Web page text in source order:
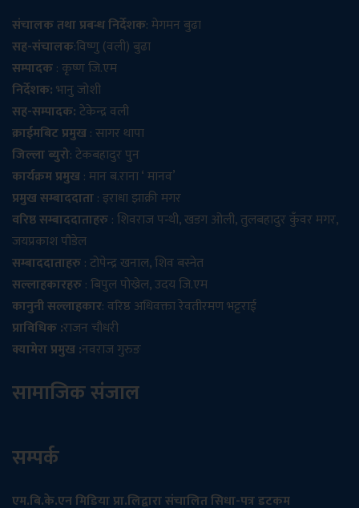
संचालक तथा प्रबन्ध निर्देशक: मेगमन बुढा
सह-संचालक:विष्णु (वली) बुढा
सम्पादक: कृष्ण जि.एम
निर्देशक:भानु जोशी
सह-सम्पादक:टेकेन्द्र वली
क्राईमबिट प्रमुख: सागर थापा
जिल्ला ब्युरो: टेकबहादुर पुन
कार्यक्रम प्रमुख: मान ब.राना ‘ मानव’
प्रमुख सम्बाददाता: इराधा झाक्री मगर
वरिष्ठ सम्बाददाताहरु: शिवराज पन्थी, खडग ओली, तुलबहादुर कुँवर मगर,
जयप्रकाश पौडेल
सम्बाददाताहरु: टोपेन्द्र खनाल, शिव बस्नेत
सल्लाहकारहरु: बिपुल पोख्रेल, उदय जि.एम
कानुनी सल्लाहकार: वरिष्ठ अधिवक्ता रेवतीरमण भट्टराई
प्राविधिक :राजन चौधरी
क्यामेरा प्रमुख :नवराज गुरुङ
सामाजिक संजाल
सम्पर्क
एम.बि.के.एन मिडिया प्रा.लिद्वारा संचालित सिधा-पत्र डटकम